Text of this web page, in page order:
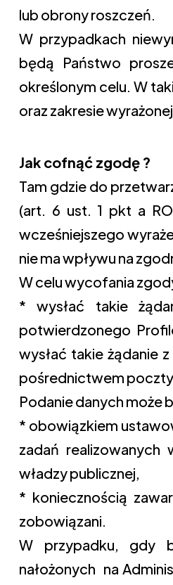
lub obrony roszczeń.
W przypadkach
będą Państwo
określonym celu. W
oraz zakresie
Jak cofnąć zgodę ?
Tam gdzie do
(art. 6 ust. 1 pkt a
wcześniejszego
nie ma wpływu na
W celu wycofania
* wysłać takie
potwierdzonego
wysłać takie żądanie
pośrednictwem poczty
Podanie danych może
* obowiązkiem
zadań
władzy publicznej,
* koniecznością
zobowiązani.
W przypadku, gdy
nałożonych na